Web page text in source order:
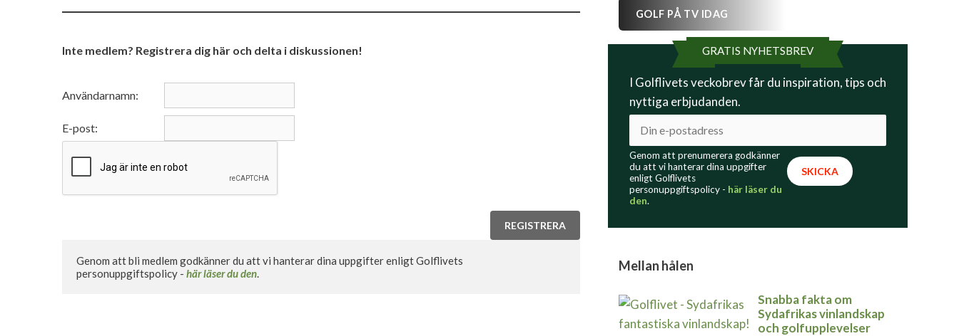
Inte medlem? Registrera dig här och delta i diskussionen!
Användarnamn:
E-post:
REGISTRERA
Genom att bli medlem godkänner du att vi hanterar dina uppgifter enligt Golflivets
personuppgiftspolicy - här läser du den.
GOLF PÅ TV IDAG
GRATIS NYHETSBREV
I Golflivets veckobrev får du inspiration, tips och
nyttiga erbjudanden.
Genom att prenumerera godkänner
du att vi hanterar dina uppgifter
enligt Golflivets
personuppgiftspolicy - här läser du
den.
Mellan hålen
Snabba fakta om
Sydafrikas vinlandskap
och golfupplevelser